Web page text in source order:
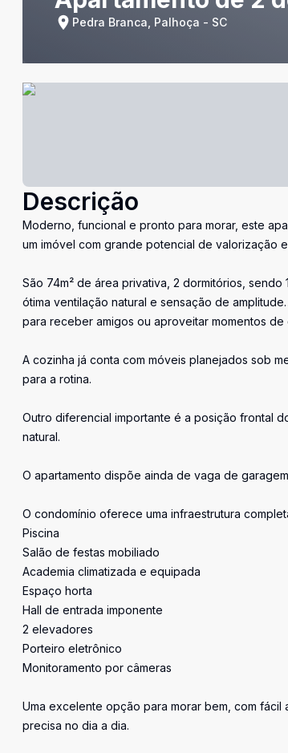
Pedra Branca, Palhoça - SC
Descrição
Moderno, funcional e pronto para morar, este
um imóvel com grande potencial de valorização
São 74m² de área privativa, 2 dormitórios,
ótima ventilação natural e sensação de
para receber amigos ou aproveitar momentos
A cozinha já conta com móveis planejados sob
para a rotina.
Outro diferencial importante é a posição frontal
natural.
O apartamento dispõe ainda de vaga de
O condomínio oferece uma infraestrutura
Piscina
Salão de festas mobiliado
Academia climatizada e equipada
Espaço horta
Hall de entrada imponente
2 elevadores
Porteiro eletrônico
Monitoramento por câmeras
Uma excelente opção para morar bem, com
precisa no dia a dia.